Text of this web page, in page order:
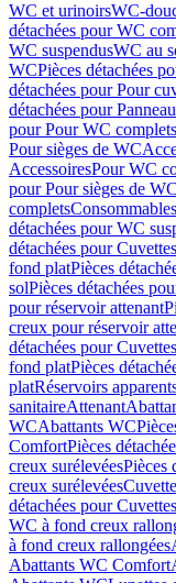
WC et urinoirsWC-
détachées pour WC
WC suspendusWC au
WCPièces détachées
détachées pour Pour
détachées pour
pour Pour WC complets
Pour sièges de WC
AccessoiresPour WC
pour Pour sièges de WC
completsConsommables
détachées pour WC
détachées pour
fond platPièces
solPièces détachées
pour réservoir attenant
creux pour réservoir
détachées pour
fond platPièces
platRéservoirs
sanitaireAttenant
WCAbattants WC
ComfortPièces
creux surélevéesPièces
creux surélevées
détachées pour
WC à fond creux
à fond creux rallongées
Abattants WC Comfort